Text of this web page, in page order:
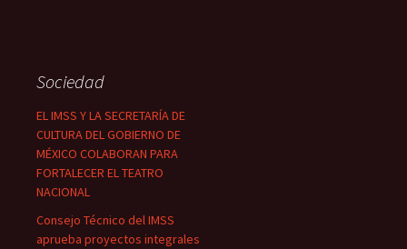
Sociedad
EL IMSS Y LA SECRETARÍA DE
CULTURA DEL GOBIERNO DE
MÉXICO COLABORAN PARA
FORTALECER EL TEATRO
NACIONAL
Consejo Técnico del IMSS
aprueba proyectos integrales